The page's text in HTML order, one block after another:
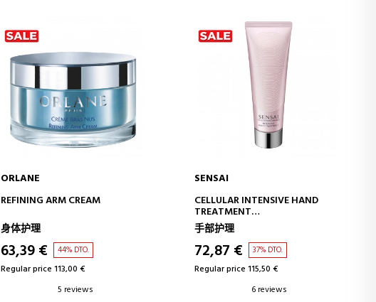
ADD TO CART
ORLANE
REFINING ARM CREAM
身体护理
63,39 € 44% DTO.
Regular price 113,00 €
5 reviews
ADD TO CART
SENSAI
CELLULAR INTENSIVE HAND
TREATMENT
HAND CREAM
手部护理
72,87 € 37% DTO.
Regular price 115,50 €
6 reviews